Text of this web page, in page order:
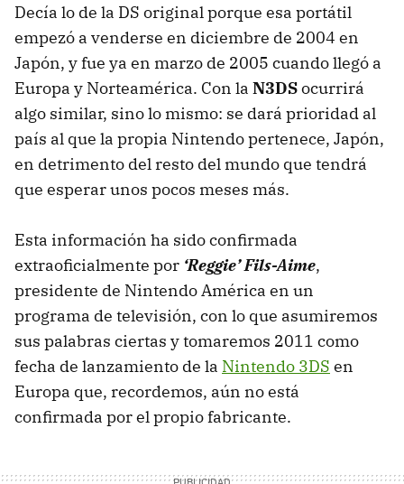
Decía lo de la DS original porque esa portátil
empezó a venderse en diciembre de 2004 en
Japón, y fue ya en marzo de 2005 cuando llegó a
Europa y Norteamérica. Con la N3DSocurrirá
algo similar, sino lo mismo: se dará prioridad al
país al que la propia Nintendo pertenece, Japón,
en detrimento del resto del mundo que tendrá
que esperar unos pocos meses más.
Esta información ha sido confirmada
extraoficialmente por ‘Reggie’ Fils-Aime,
presidente de Nintendo América en un
programa de televisión, con lo que asumiremos
sus palabras ciertas y tomaremos 2011 como
fecha de lanzamiento de la Nintendo 3DS en
Europa que, recordemos, aún no está
confirmada por el propio fabricante.